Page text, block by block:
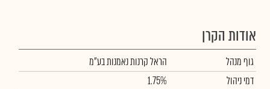
אודות הקרן
גוף מנהל
הראל קרנות נאמנות בע"מ
דמי ניהול
1.75%